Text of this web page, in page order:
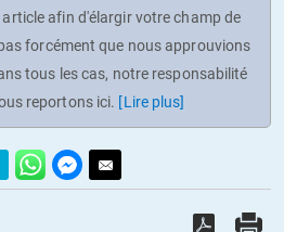
afin d'élargir votre champ de
forcément que nous approuvions
tous les cas, notre responsabilité
reportons ici. [Lire plus]